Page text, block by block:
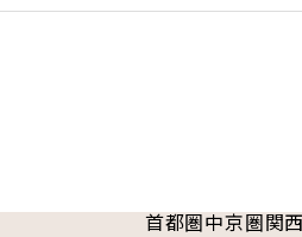
首都圏中京圏関